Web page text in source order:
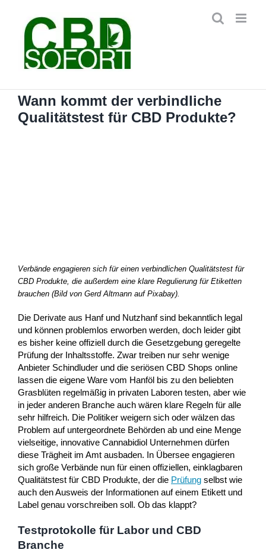
springen
Wann kommt der verbindliche
Qualitätstest für CBD Produkte?
Verbände engagieren sich für einen verbindlichen Qualitätstest für
CBD Produkte, die außerdem eine klare Regulierung für Etiketten
brauchen (Bild von Gerd Altmann auf Pixabay).
Die Derivate aus Hanf und Nutzhanf sind bekanntlich legal
und können problemlos erworben werden, doch leider gibt
es bisher keine offiziell durch die Gesetzgebung geregelte
Prüfung der Inhaltsstoffe. Zwar treiben nur sehr wenige
Anbieter Schindluder und die seriösen CBD Shops online
lassen die eigene Ware vom Hanföl bis zu den beliebten
Grasblüten regelmäßig in privaten Laboren testen, aber wie
in jeder anderen Branche auch wären klare Regeln für alle
sehr hilfreich. Die Politiker weigern sich oder wälzen das
Problem auf untergeordnete Behörden ab und eine Menge
vielseitige, innovative Cannabidiol Unternehmen dürfen
diese Trägheit im Amt ausbaden. In Übersee engagieren
sich große Verbände nun für einen offiziellen, einklagbaren
Qualitätstest für CBD Produkte, der die Prüfung selbst wie
auch den Ausweis der Informationen auf einem Etikett und
Label genau vorschreiben soll. Ob das klappt?
Testprotokolle für Labor und CBD
Branche